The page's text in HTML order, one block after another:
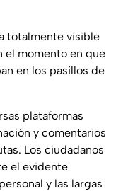
totalmente visible
el momento en que
en los pasillos de
plataformas
y comentarios
Los ciudadanos
el evidente
y las largas